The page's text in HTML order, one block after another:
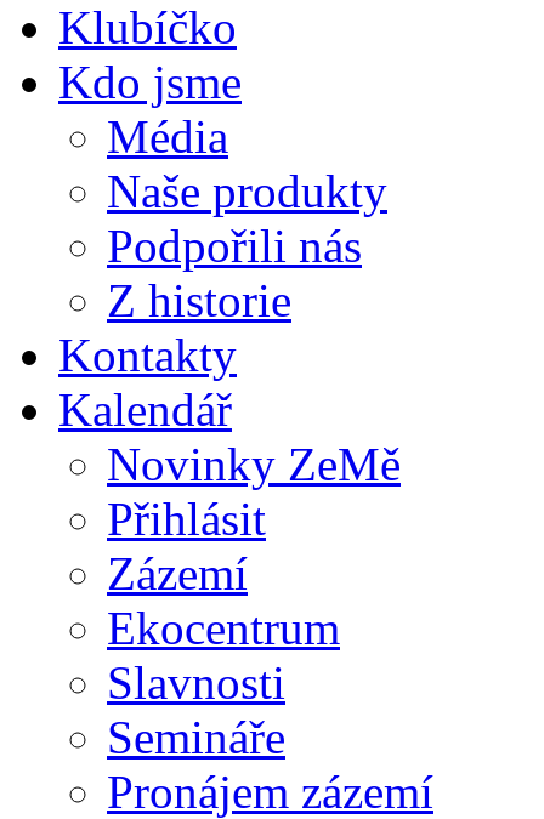
Klubíčko
Kdo jsme
Média
Naše produkty
Podpořili nás
Z historie
Kontakty
Kalendář
Novinky ZeMě
Přihlásit
Zázemí
Ekocentrum
Slavnosti
Semináře
Pronájem zázemí